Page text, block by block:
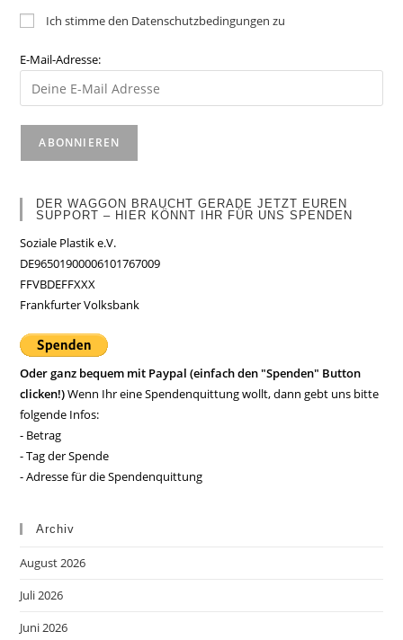
Ich stimme den Datenschutzbedingungen zu
E-Mail-Adresse:
DER WAGGON BRAUCHT GERADE JETZT EUREN
SUPPORT – HIER KÖNNT IHR FÜR UNS SPENDEN
Soziale Plastik e.V.
DE96501900006101767009
FFVBDEFFXXX
Frankfurter Volksbank
Oder ganz bequem mit Paypal (einfach den "Spenden" Button
clicken!)Wenn Ihr eine Spendenquittung wollt, dann gebt uns bitte
folgende Infos:
- Betrag
- Tag der Spende
- Adresse für die Spendenquittung
Archiv
August 2026
Juli 2026
Juni 2026